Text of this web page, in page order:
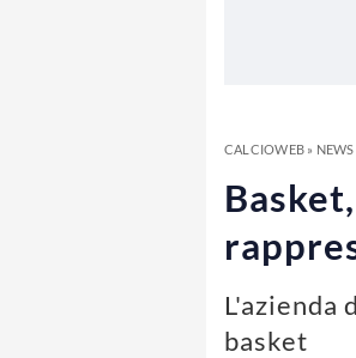
CALCIOWEB» NEWS
L'azienda
basket